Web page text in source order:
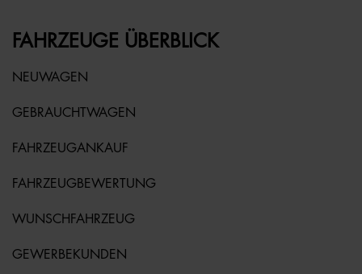
FAHRZEUGE ÜBERBLICK
NEUWAGEN
GEBRAUCHTWAGEN
FAHRZEUGANKAUF
FAHRZEUGBEWERTUNG
WUNSCHFAHRZEUG
GEWERBEKUNDEN